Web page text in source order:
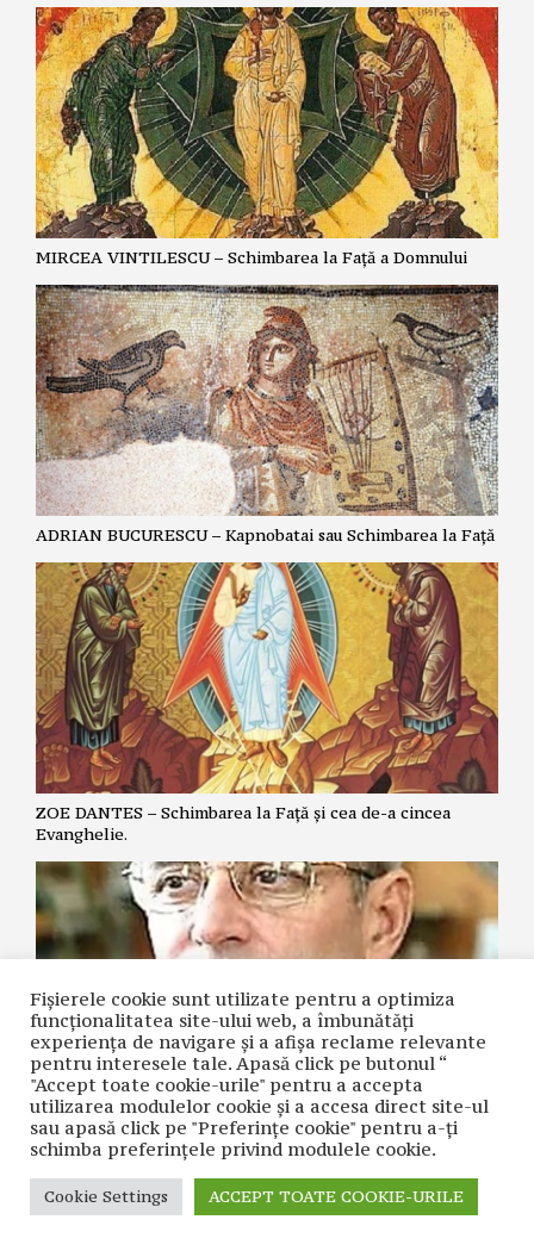
MIRCEA VINTILESCU – Schimbarea la Față a Domnului
ADRIAN BUCURESCU – Kapnobatai sau Schimbarea la Față
ZOE DANTES – Schimbarea la Față și cea de-a cincea
Evanghelie.
NICOLAE GRIGORIE LĂCRIȚA – Crime premeditate prin
diagnostice false și tratamente inutile
CONTACT| © COPYRIGHT 2021 CUVÂNTUL NAȚIUNII | REALIZAT ÎN
Fișierele cookie sunt utilizate pentru a optimiza
funcţionalitatea site-ului web, a îmbunătăţi
experienţa de navigare şi a afişa reclame relevante
pentru interesele tale. Apasă click pe butonul “
"Accept toate cookie-urile" pentru a accepta
utilizarea modulelor cookie şi a accesa direct site-ul
sau apasă click pe "Preferințe cookie" pentru a-ţi
schimba preferinţele privind modulele cookie.
Cookie Settings ACCEPT TOATE COOKIE-URILE